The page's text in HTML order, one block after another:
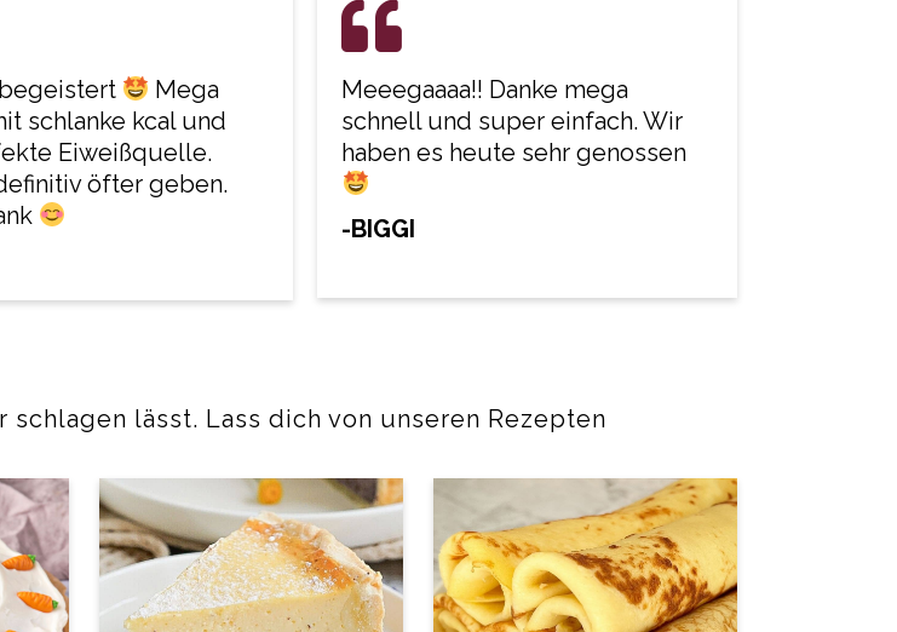
Mega
schlanke kcal und
Eiweißquelle.
öfter geben.
Meeegaaaa!! Danke mega
schnell und super einfach. Wir
haben es heute sehr genossen
-BIGGI
lässt. Lass dich von unseren Rezepten